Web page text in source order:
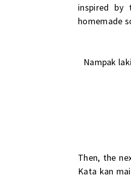
inspired by
homemade
Nampak
Then, the
Kata kan